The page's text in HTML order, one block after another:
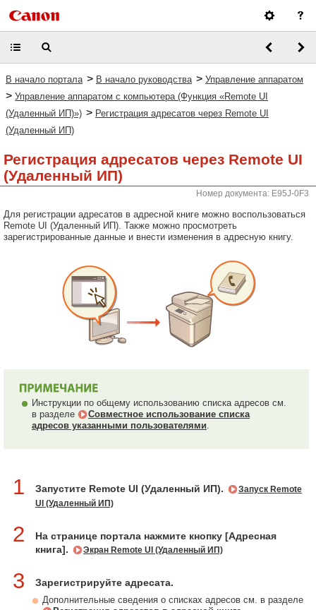
В начало портала > В начало руководства > Управление аппаратом
> Управление аппаратом с компьютера (Функция «Remote UI
(Удаленный ИП)») > Регистрация адресатов через Remote UI
(Удаленный ИП)
Регистрация адресатов через Remote UI
(Удаленный ИП)
Номер документа: E95J-0F3
Для регистрации адресатов в адресной книге можно воспользоваться
Remote UI (Удаленный ИП). Также можно просмотреть
зарегистрированные данные и внести изменения в адресную книгу.
Инструкции по общему использованию списка адресов см.
в разделе
Совместное использование списка
адресов указанными пользователями.
1 Запустите Remote UI (Удаленный ИП).
Запуск Remote
UI (Удаленный ИП)
2
На странице портала нажмите кнопку [Адресная
книга].
Экран Remote UI (Удаленный ИП)
3 Зарегистрируйте адресата.
Дополнительные сведения о списках адресов см. в разделе